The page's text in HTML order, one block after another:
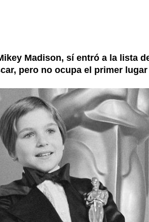
Madison, sí entró a la lista
pero no ocupa el primer lugar